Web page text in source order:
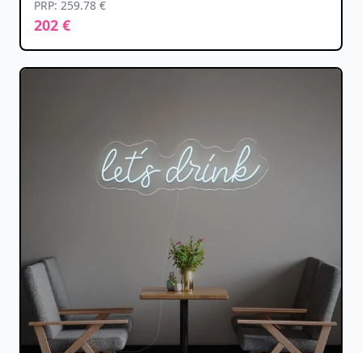
PRP: 259.78 €
202 €